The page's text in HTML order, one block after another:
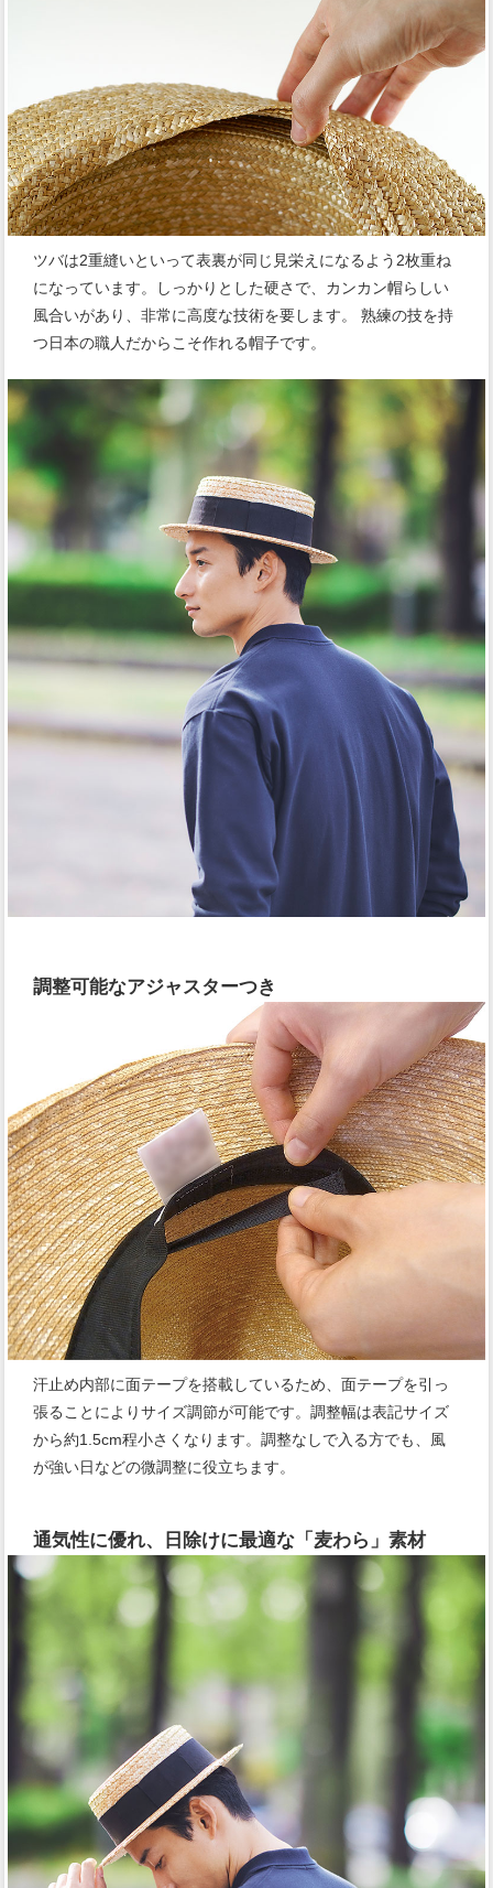
ツバは2重縫いといって表裏が同じ見栄えになるよう2枚重ね
になっています。しっかりとした硬さで、カンカン帽らしい
風合いがあり、非常に高度な技術を要します。 熟練の技を持
つ日本の職人だからこそ作れる帽子です。
調整可能なアジャスターつき
汗止め内部に面テープを搭載しているため、面テープを引っ
張ることによりサイズ調節が可能です。調整幅は表記サイズ
から約1.5cm程小さくなります。調整なしで入る方でも、風
が強い日などの微調整に役立ちます。
通気性に優れ、日除けに最適な「麦わら」素材